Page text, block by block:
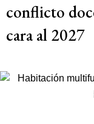
conflicto
cara al 2027